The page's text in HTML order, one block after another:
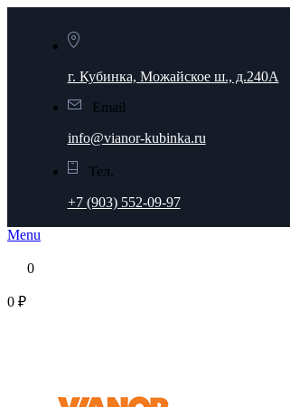
г. Кубинка, Можайское ш., д.240А
Email
info@vianor-kubinka.ru
Тел.
+7 (903) 552-09-97
Menu
0
0 ₽